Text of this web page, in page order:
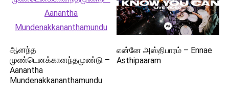
ஆனந்த
முண்டெனக்கானந்தமுண்டு –
Aanantha
Mundenakkananthamundu
என்னே அஸ்திபாரம் – Ennae
Asthipaaram